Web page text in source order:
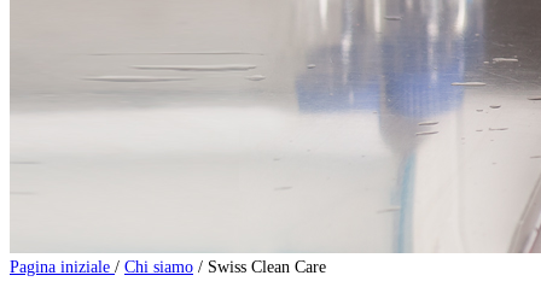
Pagina iniziale / Chi siamo / Swiss Clean Care